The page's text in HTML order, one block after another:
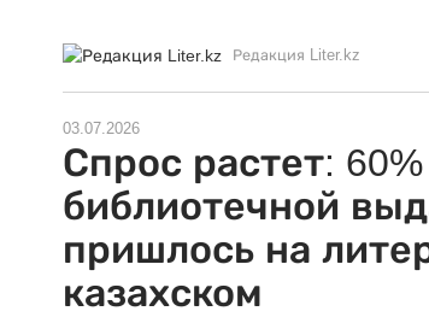
Редакция Liter.kz
03.07.2026
Спрос растет: 60%
библиотечной
пришлось на
казахском